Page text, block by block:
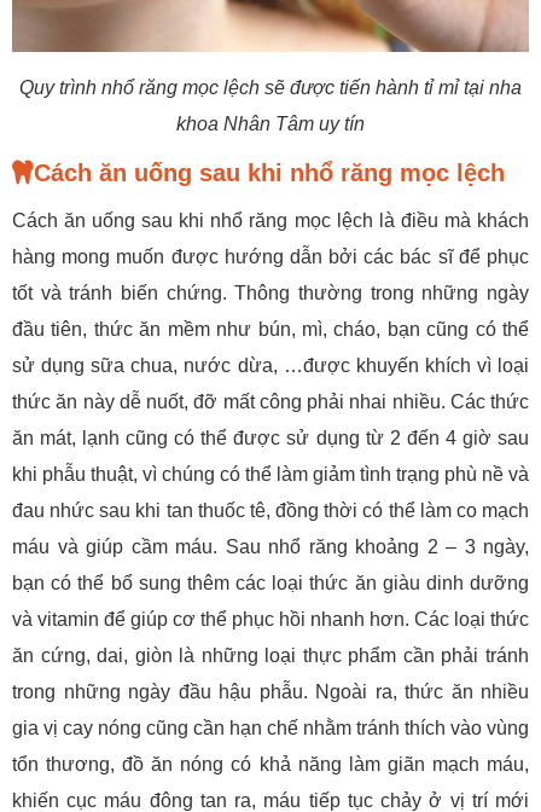
Quy trình nhổ răng mọc lệch sẽ được tiến hành tỉ mỉ tại nha
khoa Nhân Tâm uy tín
Cách ăn uống sau khi nhổ răng mọc lệch
Cách ăn uống sau khi nhổ răng mọc lệch là điều mà khách
hàng mong muốn được hướng dẫn bởi các bác sĩ để phục
tốt và tránh biến chứng. Thông thường trong những ngày
đầu tiên, thức ăn mềm như bún, mì, cháo, bạn cũng có thể
sử dụng sữa chua, nước dừa, …được khuyến khích vì loại
thức ăn này dễ nuốt, đỡ mất công phải nhai nhiều. Các thức
ăn mát, lạnh cũng có thể được sử dụng từ 2 đến 4 giờ sau
khi phẫu thuật, vì chúng có thể làm giảm tình trạng phù nề và
đau nhức sau khi tan thuốc tê, đồng thời có thể làm co mạch
máu và giúp cầm máu. Sau nhổ răng khoảng 2 – 3 ngày,
bạn có thể bổ sung thêm các loại thức ăn giàu dinh dưỡng
và vitamin để giúp cơ thể phục hồi nhanh hơn. Các loại thức
ăn cứng, dai, giòn là những loại thực phẩm cần phải tránh
trong những ngày đầu hậu phẫu. Ngoài ra, thức ăn nhiều
gia vị cay nóng cũng cần hạn chế nhằm tránh thích vào vùng
tổn thương, đồ ăn nóng có khả năng làm giãn mạch máu,
khiến cục máu đông tan ra, máu tiếp tục chảy ở vị trí mới